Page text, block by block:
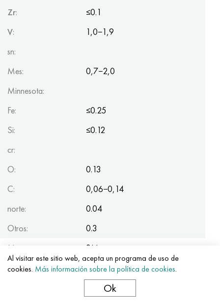
Zr:
≤0.1
V:
1,0−1,9
sn:
Mes:
0,7−2,0
Minnesota:
Fe:
≤0.25
Si:
≤0.12
cr:
O:
0.13
C:
0,06−0,14
norte:
0.04
Otros:
0.3
Marca:
3M
ti:
---«---
0,2−0,7
Al visitar este sitio web, acepta un programa de uso de
cookies. Más información sobre la política de cookies.
Ok